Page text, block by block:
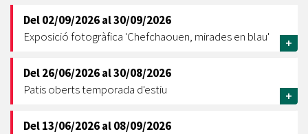
Del02/09/2026al30/09/2026
Exposició fotogràfica 'Chefchaouen, mirades en blau'
+
Del26/06/2026al30/08/2026
Patis oberts temporada d'estiu
+
Del13/06/2026al08/09/2026